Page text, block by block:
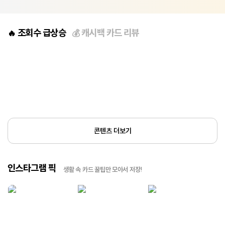
🔥 조회수 급상승 💰캐시백 카드 리뷰
콘텐츠 더보기
인스타그램 픽 생활 속 카드 꿀팁만 모아서 저장!